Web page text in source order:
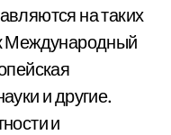
на таких
Международный
и другие.
и